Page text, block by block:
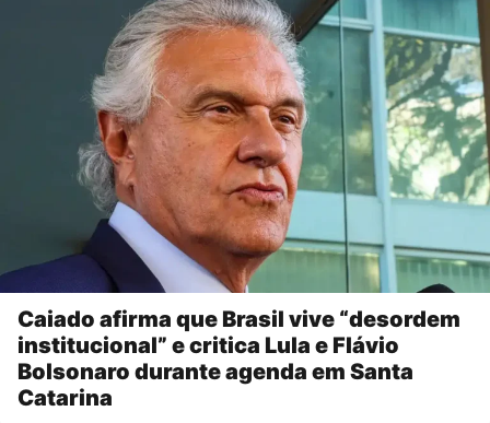
Caiado afirma que Brasil vive “desordem
institucional” e critica Lula e Flávio
Bolsonaro durante agenda em Santa
Catarina